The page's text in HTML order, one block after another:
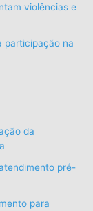
violências e
participação na
da
pré-
para